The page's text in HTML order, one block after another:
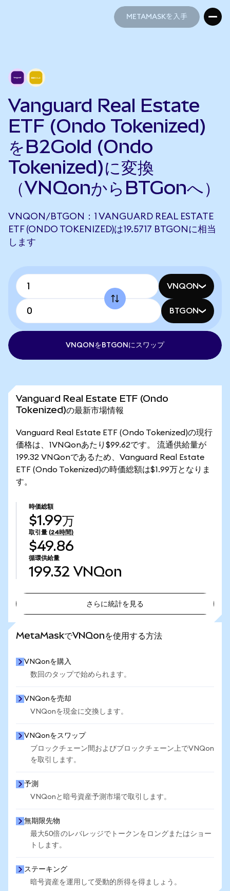
METAMASKを入手
Vanguard Real Estate
ETF (Ondo Tokenized)
をB2Gold (Ondo
Tokenized)に変換
（VNQonからBTGonへ）
VNQON/BTGON：1 VANGUARD REAL ESTATE
ETF (ONDO TOKENIZED)は19.5717 BTGONに相当
します
VNQON
BTGON
VNQONをBTGONにスワップ
Vanguard Real Estate ETF (Ondo
Tokenized)の最新市場情報
Vanguard Real Estate ETF (Ondo Tokenized)の現行
価格は、1VNQonあたり$99.62です。 流通供給量が
199.32 VNQonであるため、Vanguard Real Estate
ETF (Ondo Tokenized)の時価総額は$1.99万となりま
す。
時価総額
$1.99万
取引量 (24時間)
$49.86
循環供給量
199.32 VNQon
さらに統計を見る
MetaMaskでVNQonを使用する方法
VNQonを購入
数回のタップで始められます。
VNQonを売却
VNQonを現金に交換します。
VNQonをスワップ
ブロックチェーン間およびブロックチェーン上でVNQon
を取引します。
予測
VNQonと暗号資産予測市場で取引します。
無期限先物
最大50倍のレバレッジでトークンをロングまたはショー
トします。
ステーキング
暗号資産を運用して受動的所得を得ましょう。